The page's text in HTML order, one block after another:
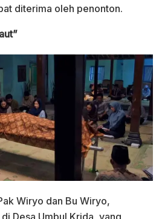
diterima oleh penonton.
Wiryo dan Bu Wiryo,